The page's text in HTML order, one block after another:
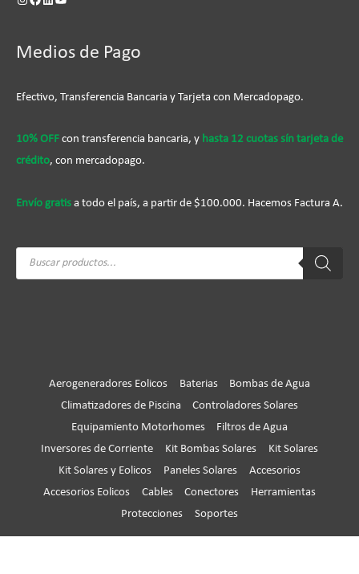
Medios de Pago
Efectivo, Transferencia Bancaria y Tarjeta con Mercadopago.
10% OFF con transferencia bancaria, y hasta 12 cuotas sín tarjeta de
crédito, con mercadopago.
Envío gratis a todo el país, a partir de $100.000. Hacemos Factura A.
Búsqueda
Aerogeneradores Eolicos Baterias
Bombas de Agua
Climatizadores de Piscina
Controladores Solares
Equipamiento Motorhomes
Filtros de Agua
Inversores de Corriente
Kit Bombas Solares
Kit Solares
Kit Solares y Eolicos
Paneles Solares
Accesorios
Accesorios Eolicos
Cables Conectores
Herramientas
Protecciones
Soportes